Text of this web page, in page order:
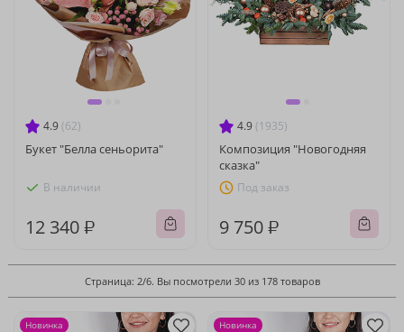
4.9 (62)
Букет "Белла сеньорита"
В наличии
12 340 ₽
4.9 (1935)
Композиция "Новогодняя
сказка"
Под заказ
9 750 ₽
Страница: 2/6. Вы посмотрели 30 из 178 товаров
Новинка Новинка